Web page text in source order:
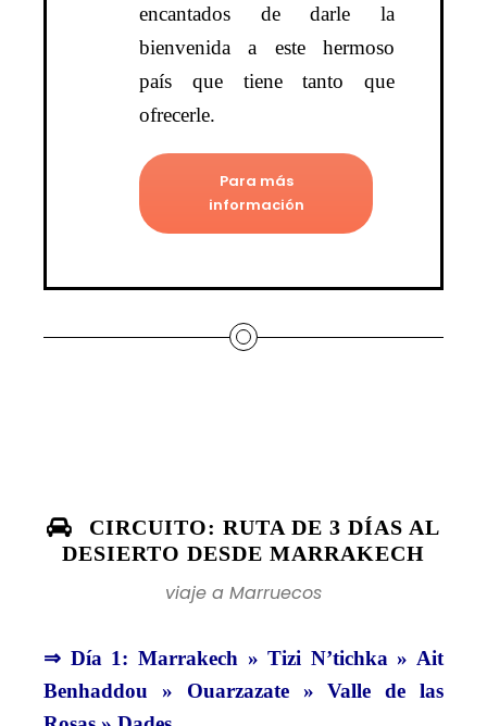
encantados de darle la
bienvenida a este hermoso
país que tiene tanto que
ofrecerle.
Para más
información
CIRCUITO: RUTA DE 3 DÍAS AL
DESIERTO DESDE MARRAKECH
viaje a Marruecos
⇒ Día 1: Marrakech » Tizi N’tichka » Ait
Benhaddou » Ouarzazate » Valle de las